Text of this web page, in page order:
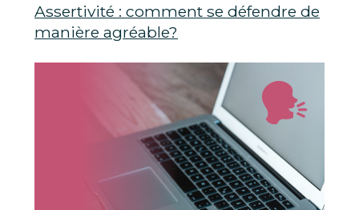
Assertivité : comment se défendre de
manière agréable?